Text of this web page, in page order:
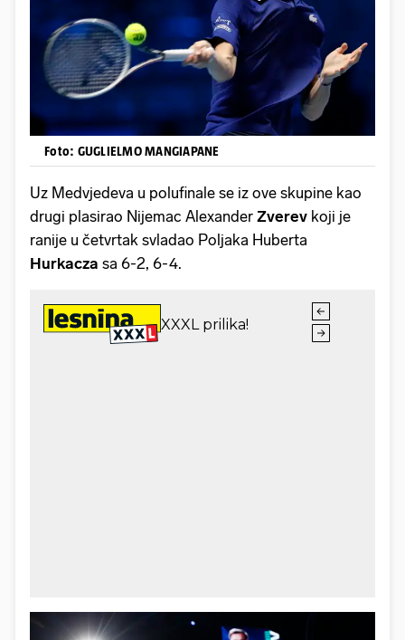
Foto: GUGLIELMO MANGIAPANE
Uz Medvjedeva u polufinale se iz ove skupine kao
drugi plasirao Nijemac Alexander Zverev koji je
ranije u četvrtak svladao Poljaka Huberta
Hurkacza sa 6-2, 6-4.